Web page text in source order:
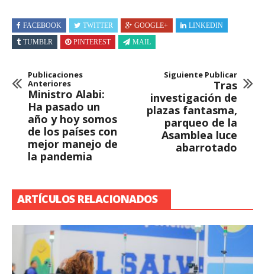
FACEBOOK TWITTER GOOGLE+
LINKEDIN
TUMBLR
PINTEREST MAIL
Publicaciones
Anteriores
Ministro Alabi:
Ha pasado un
año y hoy somos
de los países con
mejor manejo de
la pandemia
Siguiente Publicar
Tras
investigación de
plazas fantasma,
parqueo de la
Asamblea luce
abarrotado
ARTÍCULOS RELACIONADOS